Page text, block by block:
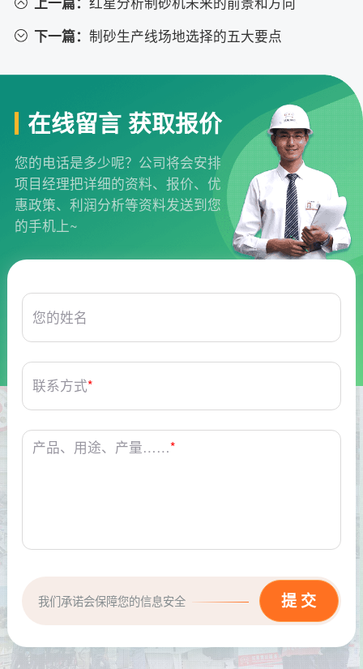
下一篇： 制砂生产线场地选择的五大要点
在线留言 获取报价
您的电话是多少呢？公司将会安排
项目经理把详细的资料、报价、优
惠政策、利润分析等资料发送到您
的手机上~
您的姓名
联系方式*
产品、用途、产量……*
我们承诺会保障您的信息安全